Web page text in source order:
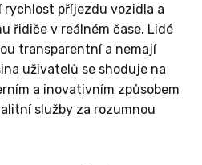
příjezdu vozidla a
řidiče v reálném čase. Lidé
transparentní a nemají
uživatelů se shoduje na
a inovativním způsobem
služby za rozumnou